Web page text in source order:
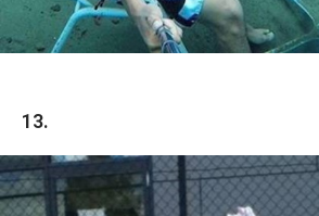
13.